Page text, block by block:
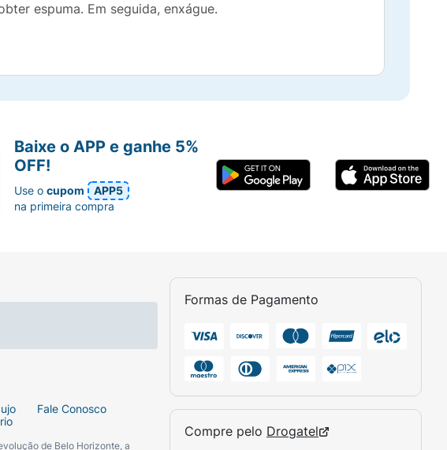
espuma. Em seguida, enxágue.
Fale Conosco
de Belo Horizonte, a
Formas de Pagamento
Compre pelo Drogatel
Baixe o APP e ganhe 5%
OFF!
Use ocupom
APP5
na primeira compra